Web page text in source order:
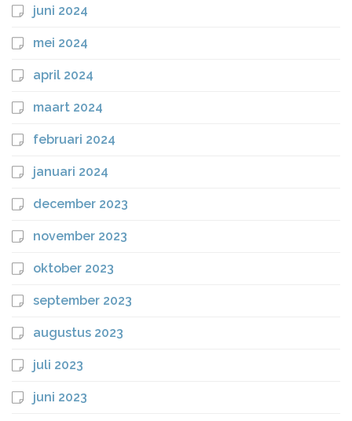
juni 2024
mei 2024
april 2024
maart 2024
februari 2024
januari 2024
december 2023
november 2023
oktober 2023
september 2023
augustus 2023
juli 2023
juni 2023